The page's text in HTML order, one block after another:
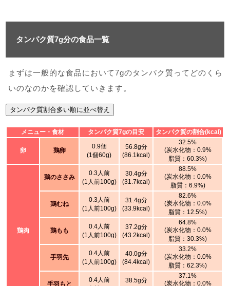
タンパク質7g分の食品一覧
まずは一般的な食品において7gのタンパク質ってどのくら
いのなのかを確認していきます。
タンパク質割合多い順に並べ替え
メニュー・食材 タンパク質7gの目安 タンパク質の割合(kcal)
卵 鶏卵
0.9個
(1個60g)
56.8g分
(86.1kcal)
32.5%
(炭水化物：0.9%
脂質：60.3%)
鶏肉
鶏のささみ
0.3人前
(1人前100g)
30.4g分
(31.7kcal)
88.5%
(炭水化物：0.0%
脂質：6.9%)
鶏むね
0.3人前
(1人前100g)
31.4g分
(33.9kcal)
82.6%
(炭水化物：0.0%
脂質：12.5%)
鶏もも
0.4人前
(1人前100g)
37.2g分
(43.2kcal)
64.8%
(炭水化物：0.0%
脂質：30.3%)
手羽先
0.4人前
(1人前100g)
40.0g分
(84.4kcal)
33.2%
(炭水化物：0.0%
脂質：62.3%)
手羽もと
0.4人前
38.5g分
37.1%
(炭水化物：0.0%